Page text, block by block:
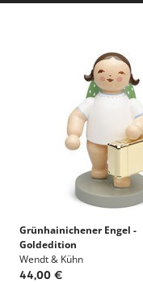
Grünhainichener Engel -
Goldedition
Wendt & Kühn
44,00 €